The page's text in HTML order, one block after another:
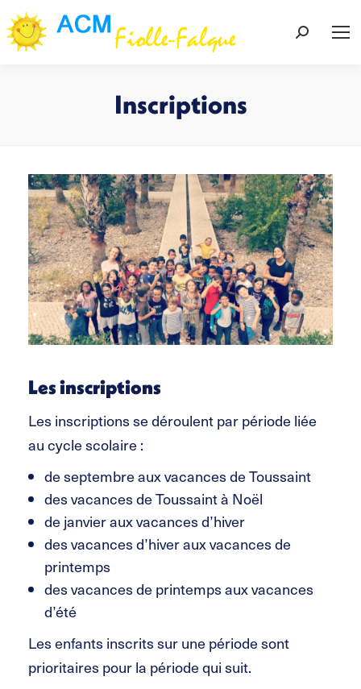
Inscriptions
Les inscriptions
Les inscriptions se déroulent par période liée
au cycle scolaire :
de septembre aux vacances de Toussaint
des vacances de Toussaint à Noël
de janvier aux vacances d’hiver
des vacances d’hiver aux vacances de
printemps
des vacances de printemps aux vacances
d’été
Les enfants inscrits sur une période sont
prioritaires pour la période qui suit.